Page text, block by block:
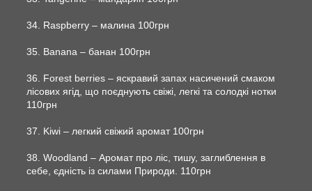
34. Raspberry – малина 100грн
35. Banana – банан 100грн
36. Forest berries – яскравий запах насичений смаком
лісових ягід, що поєднують свіжі, легкі та солодкі нотки
110грн
37. Kiwi – легкий свіжий аромат 100грн
38. Woodland – Аромат про ліс, тишу, заглиблення в
себе, єдність із силами Природи. 110грн